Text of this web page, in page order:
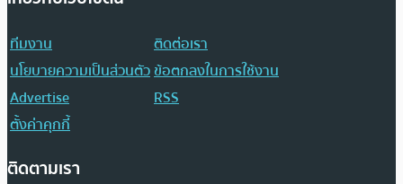
ทีมงาน
ติดต่อเรา
นโยบายความเป็นส่วนตัวข้อตกลงในการใช้งาน
Advertise
RSS
ตั้งค่าคุกกี้
ติดตามเรา